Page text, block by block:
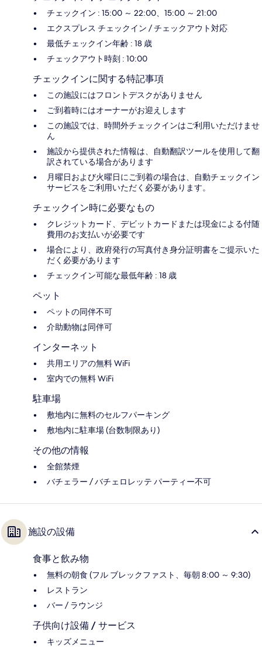
チェックイン : 15:00 ～ 22:00、15:00 ～ 21:00
エクスプレス チェックイン / チェックアウト対応
最低チェックイン年齢 : 18 歳
チェックアウト時刻 : 10:00
チェックインに関する特記事項
この施設にはフロントデスクがありません
ご到着時にはオーナーがお迎えします
この施設では、時間外チェックインはご利用いただけませ
ん
施設から提供された情報は、自動翻訳ツールを使用して翻
訳されている場合があります
月曜日および火曜日にご到着の場合は、自動チェックイン
サービスをご利用いただく必要があります。
チェックイン時に必要なもの
クレジットカード、デビットカードまたは現金による付随
費用のお支払いが必要です
場合により、政府発行の写真付き身分証明書をご提示いた
だく必要があります
チェックイン可能な最低年齢 : 18 歳
ペット
ペットの同伴不可
介助動物は同伴可
インターネット
共用エリアの無料 WiFi
室内での無料 WiFi
駐車場
敷地内に無料のセルフパーキング
敷地内に駐車場 (台数制限あり)
その他の情報
全館禁煙
バチェラー / バチェロレッテ パーティー不可
施設の設備
食事と飲み物
無料の朝食 (フル ブレックファスト、毎朝 8:00 ～ 9:30)
レストラン
バー / ラウンジ
子供向け設備 / サービス
キッズメニュー